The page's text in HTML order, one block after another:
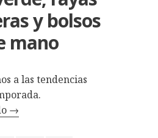
y bolsos
mano
a las tendencias
→